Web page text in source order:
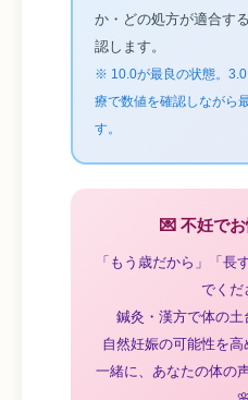
か・どの処方が適合す
認します。
※ 10.0が最良の状態。
療で数値を確認しながら
す。
💌 不妊で
「もう歳だから」「長
でくだ
鍼灸・漢方で体の土
自然妊娠の可能性を高
一緒に、あなたの体の